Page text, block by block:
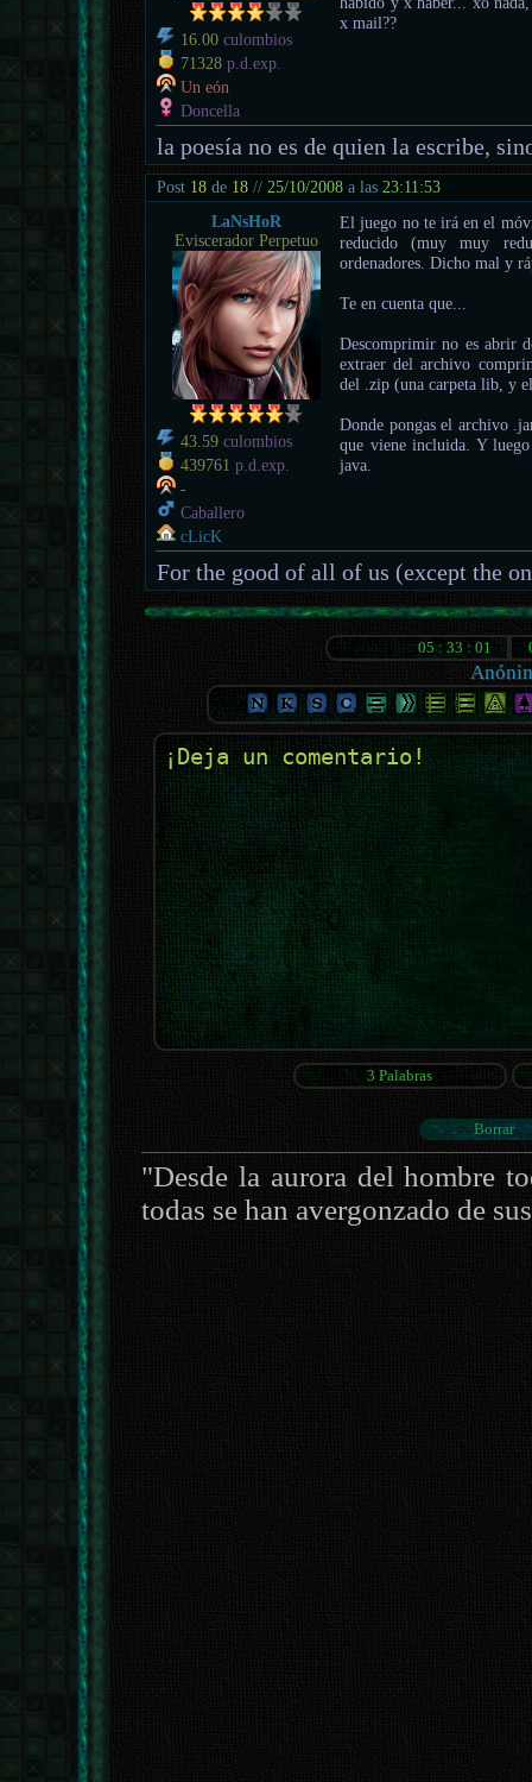
16.00 culombios
71328 p.d.exp.
Un eón
Doncella
x mail??
la poesía no es de quien la escribe,
Post 18 de 18 // 25/10/2008 a las 23:11:53
LaNsHoR
Eviscerador Perpetuo
43.59 culombios
439761 p.d.exp.
-
Caballero
cLicK
El juego no te irá en el
reducido (muy muy
ordenadores. Dicho mal y
Te en cuenta que...
Descomprimir no es abrir
extraer del archivo
del .zip (una carpeta lib, y
Donde pongas el archivo
que viene incluida. Y
java.
For the good of all of us (except the
"Desde la aurora del hombre
todas se han avergonzado de